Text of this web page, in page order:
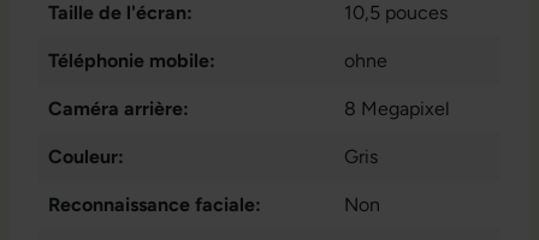
Taille de l'écran: 10,5 pouces
Téléphonie mobile: ohne
Caméra arrière: 8 Megapixel
Couleur: Gris
Reconnaissance faciale: Non